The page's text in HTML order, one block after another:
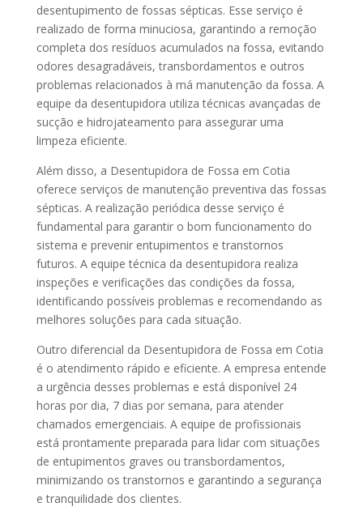
desentupimento de fossas sépticas. Esse serviço é
realizado de forma minuciosa, garantindo a remoção
completa dos resíduos acumulados na fossa, evitando
odores desagradáveis, transbordamentos e outros
problemas relacionados à má manutenção da fossa. A
equipe da desentupidora utiliza técnicas avançadas de
sucção e hidrojateamento para assegurar uma
limpeza eficiente.
Além disso, a Desentupidora de Fossa em Cotia
oferece serviços de manutenção preventiva das fossas
sépticas. A realização periódica desse serviço é
fundamental para garantir o bom funcionamento do
sistema e prevenir entupimentos e transtornos
futuros. A equipe técnica da desentupidora realiza
inspeções e verificações das condições da fossa,
identificando possíveis problemas e recomendando as
melhores soluções para cada situação.
Outro diferencial da Desentupidora de Fossa em Cotia
é o atendimento rápido e eficiente. A empresa entende
a urgência desses problemas e está disponível 24
horas por dia, 7 dias por semana, para atender
chamados emergenciais. A equipe de profissionais
está prontamente preparada para lidar com situações
de entupimentos graves ou transbordamentos,
minimizando os transtornos e garantindo a segurança
e tranquilidade dos clientes.